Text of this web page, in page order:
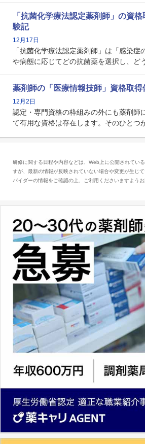
関する資格として、2009年に発足しまし
剤師の専門性を活かして高度化するがん
貢献する姿は、今も病院薬剤師にとって
かれる存在です。
「抗菌化学療法認定薬剤師」の資格
験記
12月17日
「抗菌化学療法認定薬剤師」は「感染症
や病態に応じてどの抗菌薬を選択し、ど
る薬剤師です。現在、感染防止対策加算
基準に専任の薬剤師配置が挙げられてお
後は感染症領域で薬剤師に、より多くの
求められる可能性もあります。
薬剤師の「医療情報技師」資格取得
12月2日
認定・専門資格の枠組みの外にも薬剤師
て有用な資格は存在します。そのひとつが
とは、病院薬剤師を中心に大きな武器に
す。
研修に関する日程や内容などは、Web上に公開されてい
すが、最新の情報が反映されていない場合や変更が生じ
バイダーの情報をご確認の上、ご利用くださいますようお